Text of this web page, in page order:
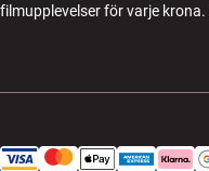
filmupplevelser för varje krona.